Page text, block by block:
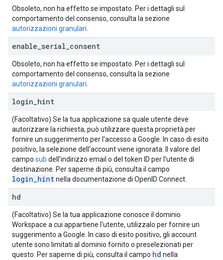
Obsoleto, non ha effetto se impostato. Per i dettagli sul
comportamento del consenso, consulta la sezione
autorizzazioni granulari
enable serial consent
Obsoleto, non ha effetto se impostato. Per i dettagli sul
comportamento del consenso, consulta la sezione
autorizzazioni granulari
login hint
(Facoltativo) Se la tua applicazione sa quale utente deve
autorizzare la richiesta, può utilizzare questa proprietà per
fornire un suggerimento per l'accesso a Google. In caso di esito
positivo, la selezione dell'account viene ignorata. Il valore del
campo sub dell'indirizzo email o del token ID per l'utente di
destinazione. Per saperne di più, consulta il campo
login_hintnella documentazione di OpenID Connect.
hd
(Facoltativo) Se la tua applicazione conosce il dominio
Workspace a cui appartiene l'utente, utilizzalo per fornire un
suggerimento a Google. In caso di esito positivo, gli account
utente sono limitati al dominio fornito o preselezionati per
questo. Per saperne di più, consulta il campo hd nella